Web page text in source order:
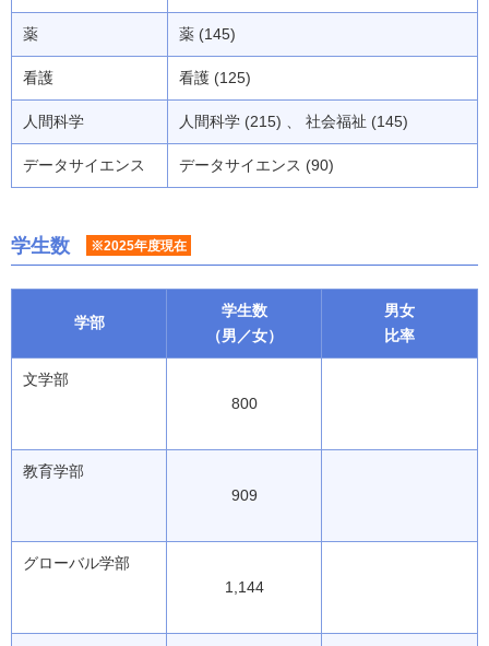
薬 薬 (145)
看護 看護 (125)
人間科学 人間科学 (215) 、 社会福祉 (145)
データサイエンス データサイエンス (90)
学生数 ※2025年度現在
学部
学生数
（男／女）
男女
比率
文学部
800
教育学部
909
グローバル学部
1,144